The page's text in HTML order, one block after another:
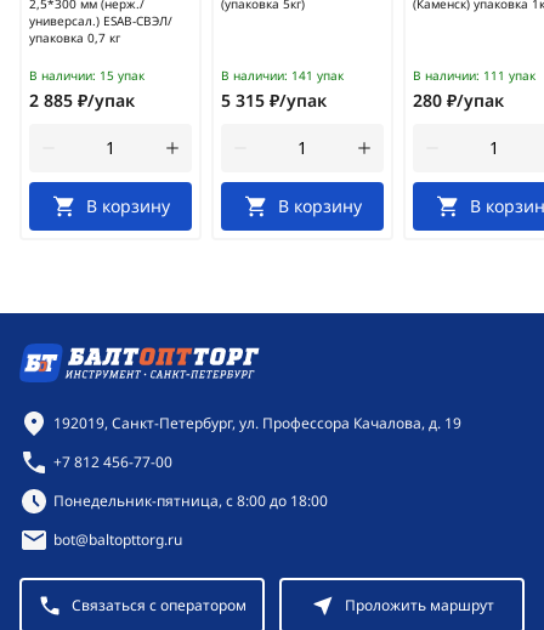
2,5*300 мм (нерж./
универсал.) ESAB-СВЭЛ/
упаковка 0,7 кг
В наличии: 15 упак
2 885 ₽/упак
В корзину
(упаковка 5кг)
В наличии: 141 упак
5 315 ₽/упак
В корзину
(Каменск) упаковка
В наличии: 111 упак
280 ₽/упак
В
Контактная информация
192019, Санкт-Петербург, ул. Профессора Качалова, д. 19
+7 812 456-77-00
Режим работы:
Понедельник-пятница, с 8:00 до 18:00
bot@baltopttorg.ru
Связаться с оператором Проложить маршрут